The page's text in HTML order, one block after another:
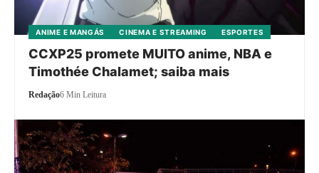
ANIME E MANGÁS CINEMA E STREAMING ESPORTES
CCXP25 promete MUITO anime, NBA e
Timothée Chalamet; saiba mais
Redação6 Min Leitura